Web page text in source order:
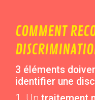
COMMENT
3 éléments
identifier une